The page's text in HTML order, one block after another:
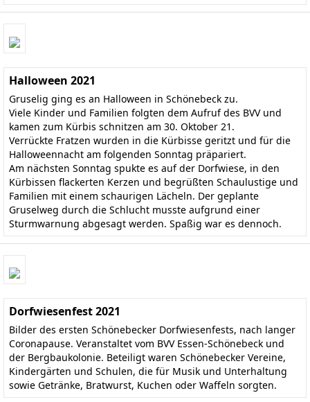
Halloween 2021
Gruselig ging es an Halloween in Schönebeck zu.
Viele Kinder und Familien folgten dem Aufruf des BVV und
kamen zum Kürbis schnitzen am 30. Oktober 21.
Verrückte Fratzen wurden in die Kürbisse geritzt und für die
Halloweennacht am folgenden Sonntag präpariert.
Am nächsten Sonntag spukte es auf der Dorfwiese, in den
Kürbissen flackerten Kerzen und begrüßten Schaulustige und
Familien mit einem schaurigen Lächeln. Der geplante
Gruselweg durch die Schlucht musste aufgrund einer
Sturmwarnung abgesagt werden. Spaßig war es dennoch.
Dorfwiesenfest 2021
Bilder des ersten Schönebecker Dorfwiesenfests, nach langer
Coronapause. Veranstaltet vom BVV Essen-Schönebeck und
der Bergbaukolonie. Beteiligt waren Schönebecker Vereine,
Kindergärten und Schulen, die für Musik und Unterhaltung
sowie Getränke, Bratwurst, Kuchen oder Waffeln sorgten.